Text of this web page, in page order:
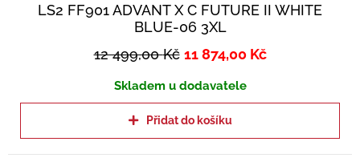
LS2 FF901 ADVANT X C FUTURE II WHITE
BLUE-06 3XL
12 499,00Kč 11 874,00 Kč
Skladem u dodavatele
Přidat do košíku